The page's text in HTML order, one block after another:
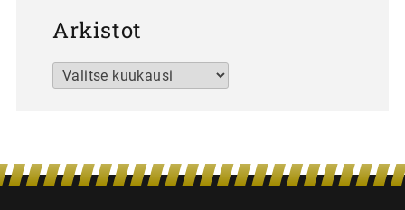
Arkistot
Arkistot